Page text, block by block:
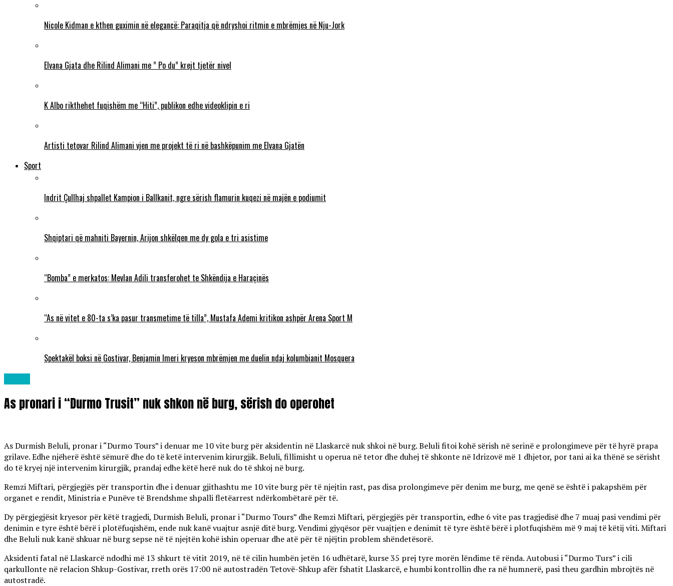
Nicole Kidman e kthen guximin në elegancë: Paraqitja që ndryshoi ritmin e mbrëmjes në Nju-Jork
Elvana Gjata dhe Rilind Alimani me ” Po du” krejt tjetër nivel
K Albo rikthehet fuqishëm me “Hiti”, publikon edhe videoklipin e ri
Artisti tetovar Rilind Alimani vjen me projekt të ri në bashkëpunim me Elvana Gjatën
Sport
Indrit Çullhaj shpallet Kampion i Ballkanit, ngre sërish flamurin kuqezi në majën e podiumit
Shqiptari që mahniti Bayernin, Arijon shkëlqen me dy gola e tri asistime
“Bomba” e merkatos: Mevlan Adili transferohet te Shkëndija e Haraçinës
“As në vitet e 80-ta s’ka pasur transmetime të tilla”, Mustafa Ademi kritikon ashpër Arena Sport M
Spektakël boksi në Gostivar, Benjamin Imeri kryeson mbrëmjen me duelin ndaj kolumbianit Mosquera
As pronari i “Durmo Trusit” nuk shkon në burg, sërish do operohet
As Durmish Beluli, pronar i “Durmo Tours” i denuar me 10 vite burg për aksidentin në Llaskarcë nuk shkoi në burg. Beluli fitoi kohë sërish në serinë e prolongimeve për të hyrë prapa
grilave. Edhe njëherë është sëmurë dhe do të ketë intervenim kirurgjik. Beluli, fillimisht u operua në tetor dhe duhej të shkonte në Idrizovë më 1 dhjetor, por tani ai ka thënë se sërisht
do të kryej një intervenim kirurgjik, prandaj edhe këtë herë nuk do të shkoj në burg.
Remzi Miftari, përgjegjës për transportin dhe i denuar gjithashtu me 10 vite burg për të njejtin rast, pas disa prolongimeve për denim me burg, me qenë se është i pakapshëm për
organet e rendit, Ministria e Punëve të Brendshme shpalli fletëarrest ndërkombëtarë për të.
Dy përgjegjësit kryesor për këtë tragjedi, Durmish Beluli, pronar i “Durmo Tours” dhe Remzi Miftari, përgjegjës për transportin, edhe 6 vite pas tragjedisë dhe 7 muaj pasi vendimi për
denimin e tyre është bërë i plotëfuqishëm, ende nuk kanë vuajtur asnjë ditë burg. Vendimi gjyqësor për vuajtjen e denimit të tyre është bërë i plotfuqishëm më 9 maj të këtij viti. Miftari
dhe Beluli nuk kanë shkuar në burg sepse në të njejtën kohë ishin operuar dhe atë për të njëjtin problem shëndetësorë.
Aksidenti fatal në Llaskarcë ndodhi më 13 shkurt të vitit 2019, në të cilin humbën jetën 16 udhëtarë, kurse 35 prej tyre morën lëndime të rënda. Autobusi i “Durmo Turs” i cili
qarkullonte në relacion Shkup-Gostivar, rreth orës 17:00 në autostradën Tetovë-Shkup afër fshatit Llaskarcë, e humbi kontrollin dhe ra në humnerë, pasi theu gardhin mbrojtës në
autostradë.